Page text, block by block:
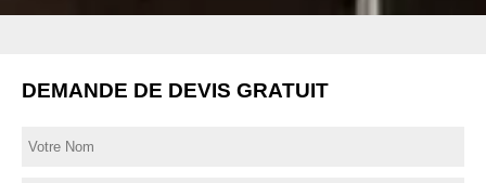
DEMANDE DE DEVIS GRATUIT